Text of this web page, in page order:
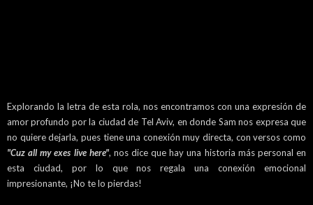
Explorando la letra de esta rola, nos encontramos con una expresión de
amor profundo por la ciudad de Tel Aviv, en donde Sam nos expresa que
no quiere dejarla, pues tiene una conexión muy directa, con versos como
"Cuz all my exes live here", nos dice que hay una historia más personal en
esta ciudad, por lo que nos regala una conexión emocional
impresionante, ¡No te lo pierdas!